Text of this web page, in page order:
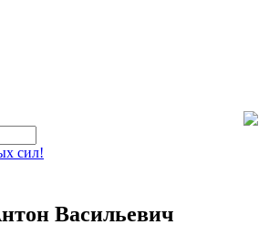
Васильевич